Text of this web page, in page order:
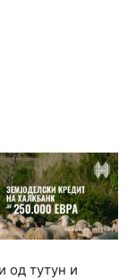
од тутун и